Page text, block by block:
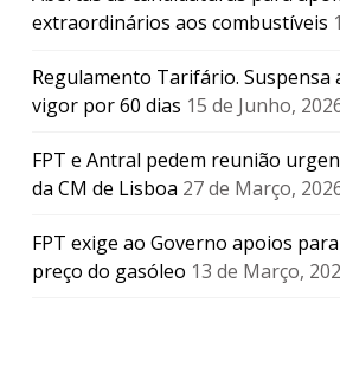
extraordinários aos combustíveis
Regulamento Tarifário. Suspensa
vigor por 60 dias 15 de Junho,
FPT e Antral pedem reunião
da CM de Lisboa 27 de Março,
FPT exige ao Governo apoios
preço do gasóleo 13 de Março,